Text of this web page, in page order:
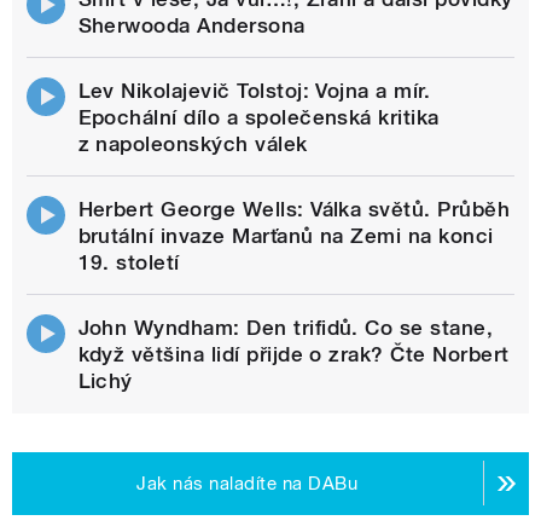
Sherwooda Andersona
Lev Nikolajevič Tolstoj: Vojna a mír.
Epochální dílo a společenská kritika
z napoleonských válek
Herbert George Wells: Válka světů. Průběh
brutální invaze Marťanů na Zemi na konci
19. století
John Wyndham: Den trifidů. Co se stane,
když většina lidí přijde o zrak? Čte Norbert
Lichý
Jak nás naladíte na DABu